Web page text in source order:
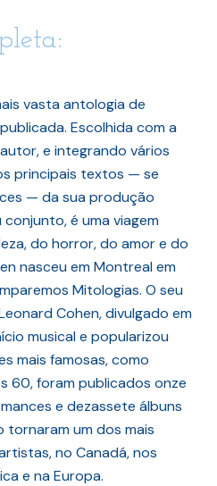
vasta antologia de
Escolhida com a
e integrando vários
principais textos — se
— da sua produção
conjunto, é uma viagem
do horror, do amor e do
nasceu em Montreal em
Mitologias. O seu
Cohen, divulgado em
musical e popularizou
mais famosas, como
60, foram publicados onze
e dezassete álbuns
tornaram um dos mais
no Canadá, nos
e na Europa.